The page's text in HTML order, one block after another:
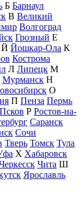
Б Барнаул
В Великий
Волгоград
Грозный Е
Й Йошкар-Ола К
Кострома
Л Липецк М
Мурманск Н
О
П Пенза Пермь
Псков Р Ростов-на-
Саранск
Сочи
Тверь Томск Тула
Х Хабаровск
Чита Ш
Ярославль